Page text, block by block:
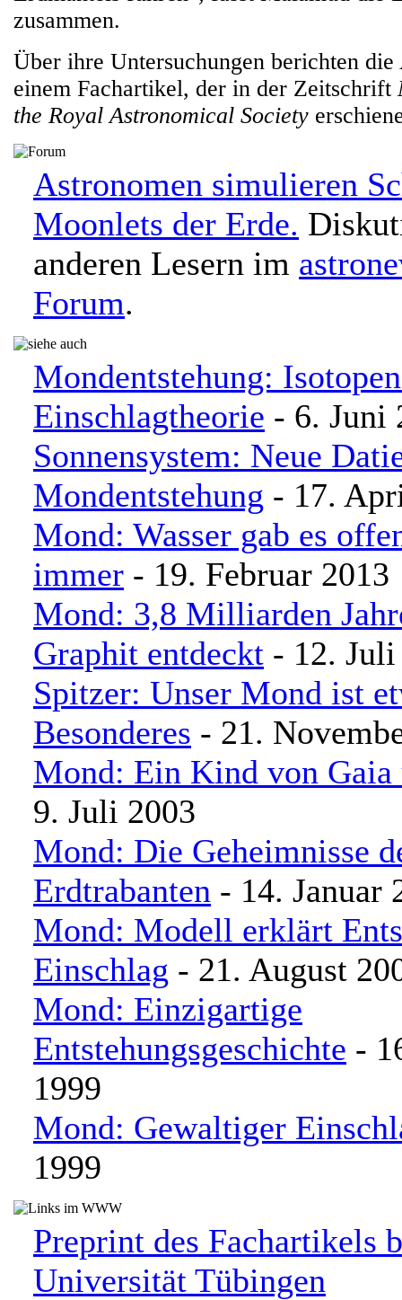
zusammen.
Über ihre Untersuchungen berichten
einem Fachartikel, der in der Zeitschrift
the Royal Astronomical Society
Astronomen simulieren
Moonlets der Erde.
anderen Lesern im
Forum.
Mondentstehung:
Einschlagtheorie - 6. Juni
Sonnensystem: Neue
Mondentstehung - 17.
Mond: Wasser gab es
immer - 19. Februar 2013
Mond: 3,8 Milliarden
Graphit entdeckt - 12.
Spitzer: Unser Mond ist
Besonderes - 21.
Mond: Ein Kind von Gaia
9. Juli 2003
Mond: Die Geheimnisse
Erdtrabanten - 14. Januar
Mond: Modell erklärt
Einschlag - 21. August
Mond: Einzigartige
Entstehungsgeschichte -
1999
Mond: Gewaltiger
1999
Preprint des Fachartikels
Universität Tübingen